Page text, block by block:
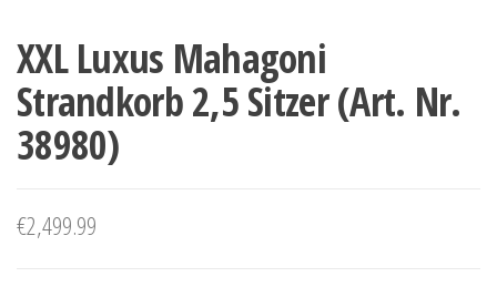
XXL Luxus Mahagoni
Strandkorb 2,5 Sitzer (Art. Nr.
38980)
€2,499.99